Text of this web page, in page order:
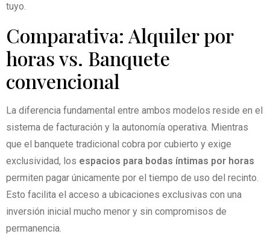
tuyo.
Comparativa: Alquiler por
horas vs. Banquete
convencional
La diferencia fundamental entre ambos modelos reside en el
sistema de facturación y la autonomía operativa. Mientras
que el banquete tradicional cobra por cubierto y exige
exclusividad, los espacios para bodas íntimas por horas
permiten pagar únicamente por el tiempo de uso del recinto.
Esto facilita el acceso a ubicaciones exclusivas con una
inversión inicial mucho menor y sin compromisos de
permanencia.